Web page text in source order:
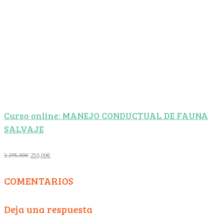
Curso online: MANEJO CONDUCTUAL DE FAUNA
SALVAJE
1.295,00€ El
era:
250,00€
es:
COMENTARIOS
Deja una respuesta